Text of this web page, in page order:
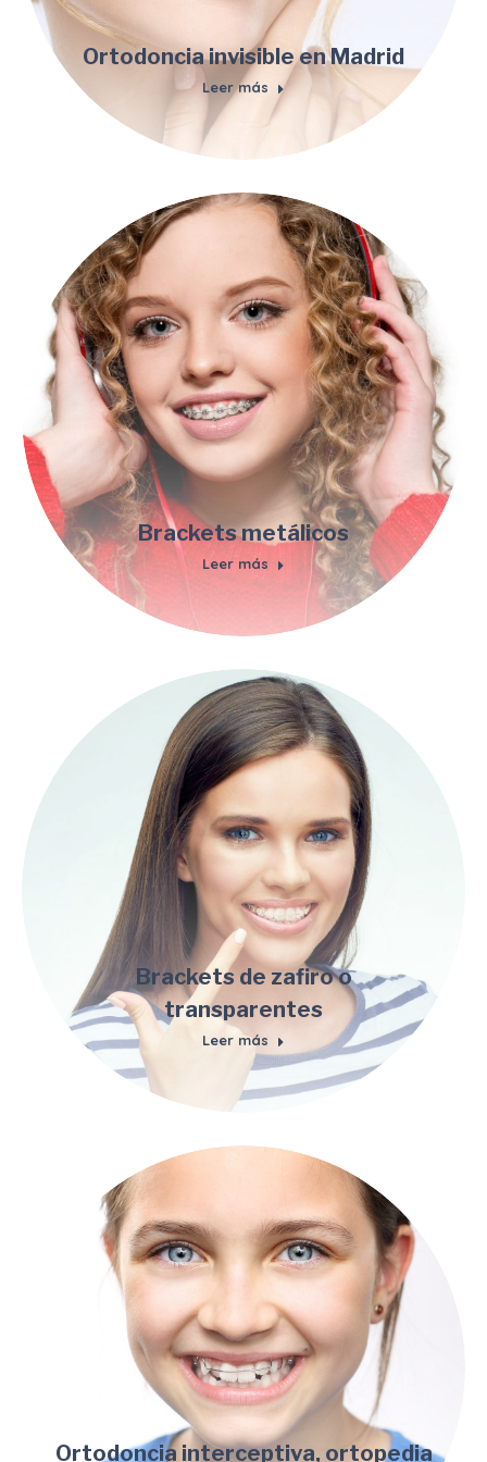
Ortodoncia invisible en Madrid
Leer más
Brackets metálicos
Leer más
Brackets de zafiro o
transparentes
Leer más
Ortodoncia interceptiva, ortopedia